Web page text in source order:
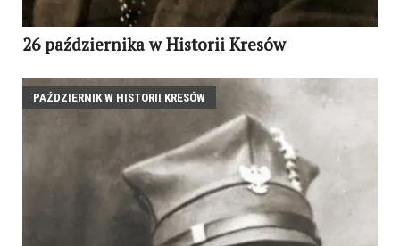
26 października w Historii Kresów
PAŹDZIERNIK W HISTORII KRESÓW